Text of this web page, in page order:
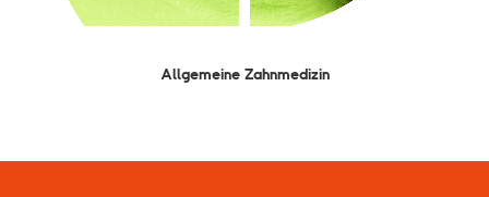
Allgemeine Zahnmedizin